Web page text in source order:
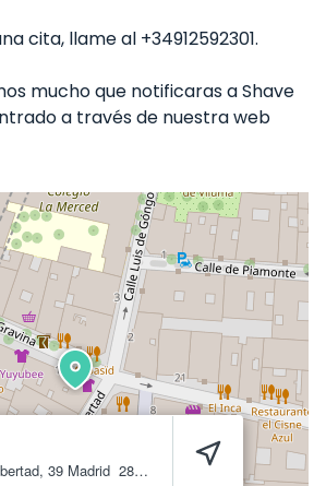
cita, llame al +34912592301.
mucho que notificaras a Shave
a través de nuestra web
39 Madrid 28004